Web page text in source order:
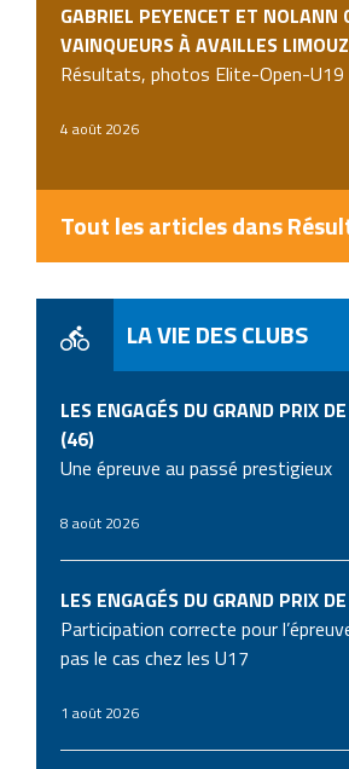
GABRIEL PEYENCET ET NOLANN
VAINQUEURS À AVAILLES
Résultats, photos Elite-Open-U19
4 août 2026
Tout les articles dans
LA VIE DES CLUBS
LES ENGAGÉS DU GRAND PRIX
(46)
Une épreuve au passé prestigieux
8 août 2026
LES ENGAGÉS DU GRAND PRIX
Participation correcte pour
pas le cas chez les U17
1 août 2026